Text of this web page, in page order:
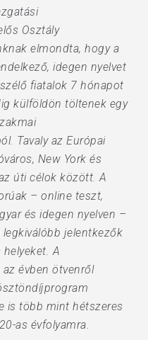
Osztály
elmondta, hogy a
idegen nyelvet
fiatalok 7 hónapot
külföldön töltenek egy
Tavaly az Európai
New York és
úti célok között. A
– online teszt,
és idegen nyelven –
jelentkezők
A
évben ötvenről
is több mint hétszeres
as évfolyamra.